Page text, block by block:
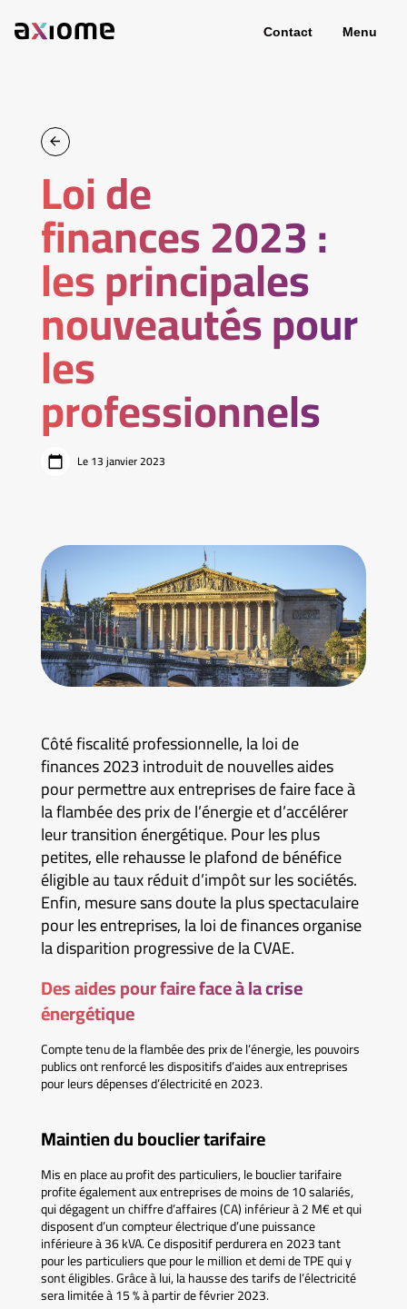
Contact Menu
Loi de
finances 2023 :
les principales
nouveautés pour
les
professionnels
Le 13 janvier 2023
Côté fiscalité professionnelle, la loi de
finances 2023 introduit de nouvelles aides
pour permettre aux entreprises de faire face à
la flambée des prix de l’énergie et d’accélérer
leur transition énergétique. Pour les plus
petites, elle rehausse le plafond de bénéfice
éligible au taux réduit d’impôt sur les sociétés.
Enfin, mesure sans doute la plus spectaculaire
pour les entreprises, la loi de finances organise
la disparition progressive de la CVAE.
Des aides pour faire face à la crise
énergétique
Compte tenu de la flambée des prix de l’énergie, les pouvoirs
publics ont renforcé les dispositifs d’aides aux entreprises
pour leurs dépenses d’électricité en 2023.
Maintien du bouclier tarifaire
Mis en place au profit des particuliers, le bouclier tarifaire
profite également aux entreprises de moins de 10 salariés,
qui dégagent un chiffre d’affaires (CA) inférieur à 2 M€ et qui
disposent d’un compteur électrique d’une puissance
inférieure à 36 kVA. Ce dispositif perdurera en 2023 tant
pour les particuliers que pour le million et demi de TPE qui y
sont éligibles. Grâce à lui, la hausse des tarifs de l’électricité
sera limitée à 15 % à partir de février 2023.